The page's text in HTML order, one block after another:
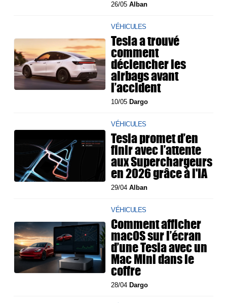
26/05Alban
VÉHICULES
Tesla a trouvé
comment
déclencher les
airbags avant
l’accident
10/05 Dargo
VÉHICULES
Tesla promet d’en
finir avec l’attente
aux Superchargeurs
en 2026 grâce à l'IA
29/04Alban
VÉHICULES
Comment afficher
macOS sur l’écran
d’une Tesla avec un
Mac Mini dans le
coffre
28/04 Dargo